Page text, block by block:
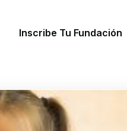
Inscribe Tu Fundación